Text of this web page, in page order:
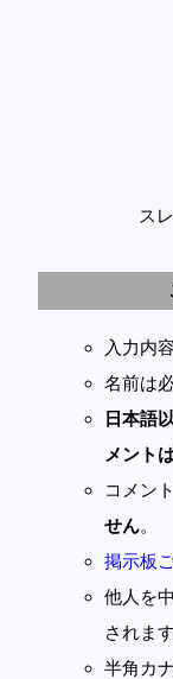
ス
入力内
名前は
日本語
メント
コメン
せん。
掲示板
他人を
されます
半角カ